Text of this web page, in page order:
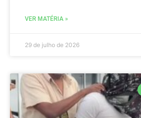
VER MATÉRIA »
29 de julho de 2026